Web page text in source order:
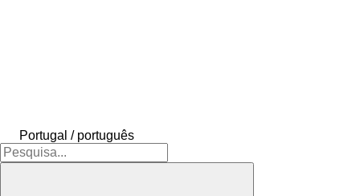
Portugal / português